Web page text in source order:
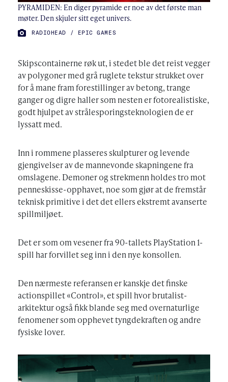
PYRAMIDEN: En diger pyramide er noe av det første man
møter. Den skjuler sitt eget univers.
FOTO:
RADIOHEAD / EPIC GAMES
Skipscontainerne røk ut, i stedet ble det reist vegger
av polygoner med grå ruglete tekstur strukket over
for å mane fram forestillinger av betong, trange
ganger og digre haller som nesten er fotorealistiske,
godt hjulpet av strålesporingsteknologien de er
lyssatt med.
Inn i rommene plasseres skulpturer og levende
gjengivelser av de mannevonde skapningene fra
omslagene. Demoner og strekmenn holdes tro mot
penneskisse-opphavet, noe som gjør at de fremstår
teknisk primitive i det det ellers ekstremt avanserte
spillmiljøet.
Det er som om vesener fra 90-tallets PlayStation 1-
spill har forvillet seg inn i den nye konsollen.
Den nærmeste referansen er kanskje det finske
actionspillet «Control», et spill hvor brutalist-
arkitektur også fikk blande seg med overnaturlige
fenomener som opphevet tyngdekraften og andre
fysiske lover.